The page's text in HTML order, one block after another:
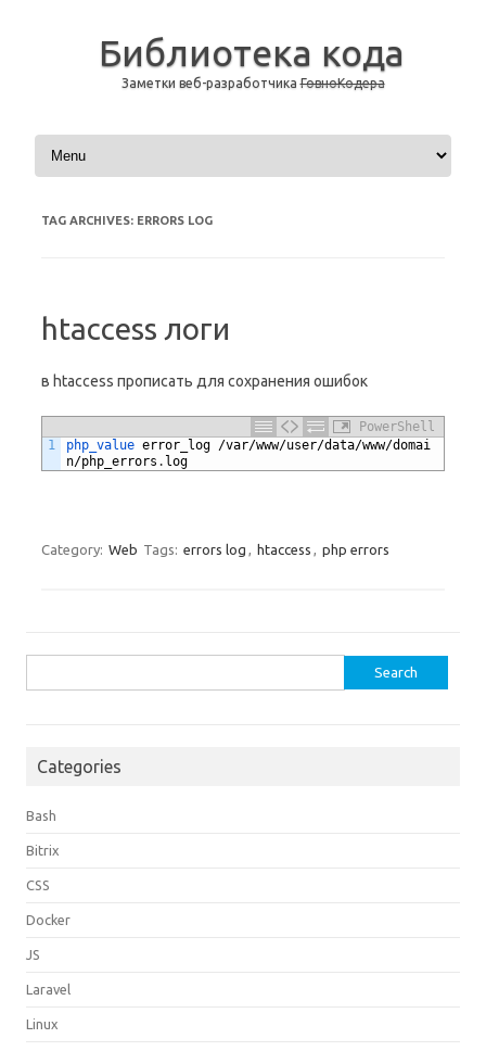
Библиотека кода
Заметки веб-разработчикаГовноКодера
Skip to content
TAG ARCHIVES: ERRORS LOG
htaccess логи
в htaccess прописать для сохранения ошибок
PowerShell
1
php_value error_log /var/www/user/data/www/domai
n/php_errors . log
Category: Web Tags: errors log , htaccess , php errors
for:
Categories
Bash
Bitrix
CSS
Docker
JS
Laravel
Linux